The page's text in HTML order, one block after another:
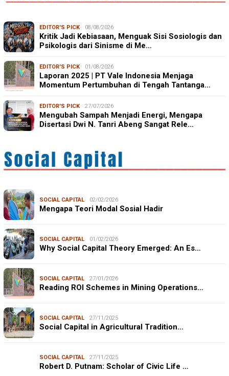
EDITOR'S PICK 08/08/2026
Kritik Jadi Kebiasaan, Menguak Sisi Sosiologis dan
Psikologis dari Sinisme di Me…
EDITOR'S PICK 01/08/2026
Laporan 2025 | PT Vale Indonesia Menjaga
Momentum Pertumbuhan di Tengah Tantanga…
EDITOR'S PICK 27/07/2026
Mengubah Sampah Menjadi Energi, Mengapa
Disertasi Dwi N. Tanri Abeng Sangat Rele…
SOCIAL CAPITAL 02/02/2026
Mengapa Teori Modal Sosial Hadir
SOCIAL CAPITAL 01/02/2026
Why Social Capital Theory Emerged: An Es…
SOCIAL CAPITAL 27/01/2026
Reading ROI Schemes in Mining Operations…
SOCIAL CAPITAL 27/11/2025
Social Capital in Agricultural Tradition…
SOCIAL CAPITAL 27/11/2025
Robert D. Putnam: Scholar of Civic Life …